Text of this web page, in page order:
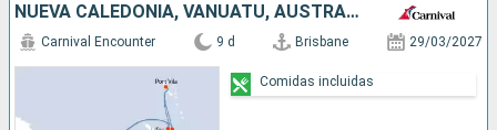
NUEVA CALEDONIA, VANUATU, AUSTRALIA
Carnival Encounter 9 d Brisbane 29/03/2027
Comidas incluidas